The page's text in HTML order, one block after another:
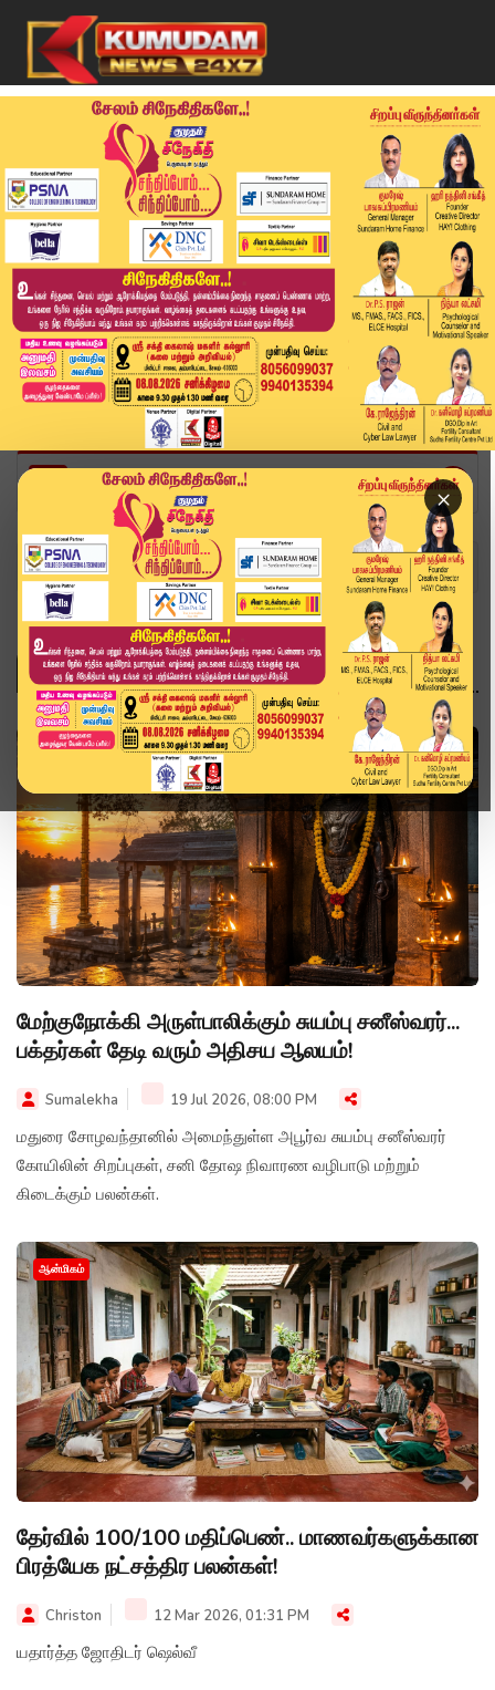
×
Home Topics
ஆன்மிகம்
மேற்குநோக்கி அருள்பாலிக்கும் சுயம்பு சனீஸ்வரர்...
பக்தர்கள் தேடி வரும் அதிசய ஆலயம்!
Sumalekha 19 Jul 2026, 08:00 PM
மதுரை சோழவந்தானில் அமைந்துள்ள அபூர்வ சுயம்பு சனீஸ்வரர்
கோயிலின் சிறப்புகள், சனி தோஷ நிவாரண வழிபாடு மற்றும்
கிடைக்கும் பலன்கள்.
ஆன்மிகம்
தேர்வில் 100/100 மதிப்பெண்.. மாணவர்களுக்கான
பிரத்யேக நட்சத்திர பலன்கள்!
Christon 12 Mar 2026, 01:31 PM
யதார்த்த ஜோதிடர் ஷெல்வீ